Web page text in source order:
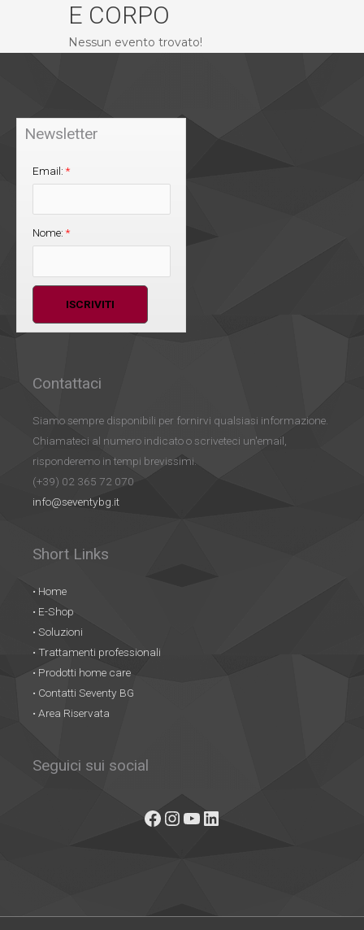
E CORPO
Nessun evento trovato!
Newsletter
Email: *
Nome: *
Contattaci
Siamo sempre disponibili per fornirvi qualsiasi informazione.
Chiamateci al numero indicato o scriveteci un'email,
risponderemo in tempi brevissimi.
(+39) 02 365 72 070
info@seventybg.it
Short Links
• Home
• E-Shop
• Soluzioni
• Trattamenti professionali
• Prodotti home care
• Contatti Seventy BG
• Area Riservata
Seguici sui social
Facebook